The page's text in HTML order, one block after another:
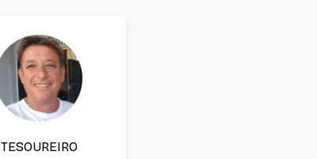
TESOUREIRO